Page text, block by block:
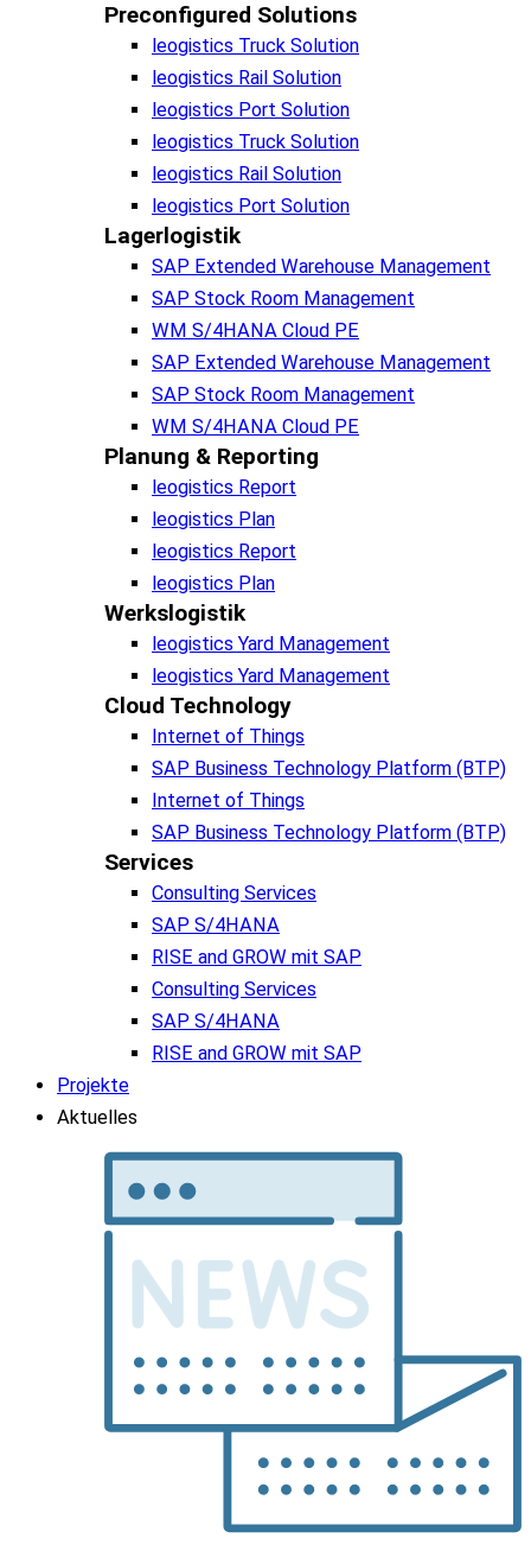
Preconfigured Solutions
leogistics Truck Solution
leogistics Rail Solution
leogistics Port Solution
leogistics Truck Solution
leogistics Rail Solution
leogistics Port Solution
Lagerlogistik
SAP Extended Warehouse Management
SAP Stock Room Management
WM S/4HANA Cloud PE
SAP Extended Warehouse Management
SAP Stock Room Management
WM S/4HANA Cloud PE
Planung & Reporting
leogistics Report
leogistics Plan
leogistics Report
leogistics Plan
Werkslogistik
leogistics Yard Management
leogistics Yard Management
Cloud Technology
Internet of Things
SAP Business Technology Platform (BTP)
Internet of Things
SAP Business Technology Platform (BTP)
Services
Consulting Services
SAP S/4HANA
RISE and GROW mit SAP
Consulting Services
SAP S/4HANA
RISE and GROW mit SAP
Projekte
Aktuelles